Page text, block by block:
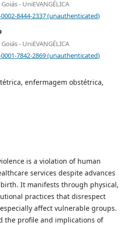
- UniEVANGÉLICA
8444-2337 (unauthenticated)
- UniEVANGÉLICA
7842-2869 (unauthenticated)
enfermagem obstétrica,
is a violation of human
services despite advances
It manifests through physical,
practices that disrespect
affect vulnerable groups.
the profile and implications of